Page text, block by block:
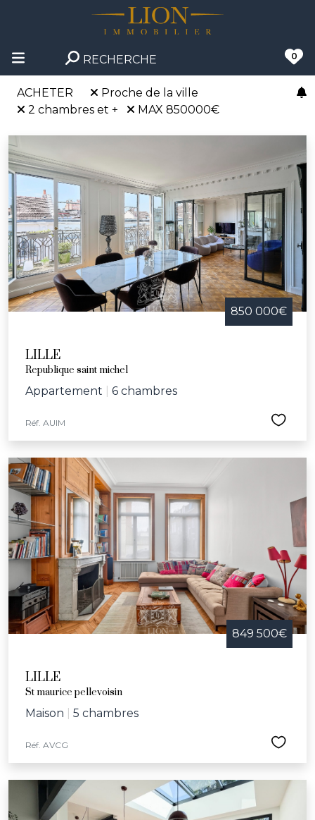
RECHERCHE 0
ACHETER
Proche de la ville
2 chambres et +
MAX 850000€
850 000€
LILLE
Republique saint michel
Appartement 6 chambres
Réf. AUIM
849 500€
LILLE
St maurice pellevoisin
Maison 5 chambres
Réf. AVCG